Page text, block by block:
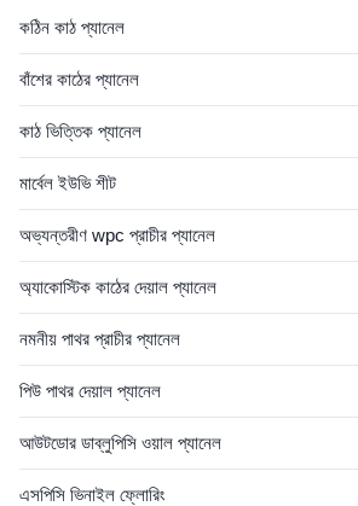
কঠিন কাঠ প্যানেল
বাঁশের কাঠের প্যানেল
কাঠ ভিত্তিক প্যানেল
মার্বেল ইউভি শীট
অভ্যন্তরীণ wpc প্রাচীর প্যানেল
অ্যাকোস্টিক কাঠের দেয়াল প্যানেল
নমনীয় পাথর প্রাচীর প্যানেল
পিউ পাথর দেয়াল প্যানেল
আউটডোর ডাব্লুপিসি ওয়াল প্যানেল
এসপিসি ভিনাইল ফ্লোরিং